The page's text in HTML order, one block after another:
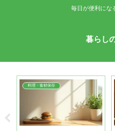
毎日が便利にな
暮らし
料理・食材保存